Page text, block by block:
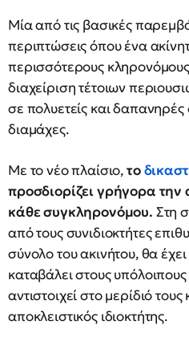
Μία από τις βασικές
περιπτώσεις όπου ένα
περισσότερους
διαχείριση τέτοιων
σε πολυετείς και δαπανηρές
διαμάχες.
Με το νέο πλαίσιο,το
προσδιορίζει γρήγορα την
κάθε συγκληρονόμου. Στη
από τους συνιδιοκτήτες
σύνολο του ακινήτου, θα
καταβάλει στους
αντιστοιχεί στο μερίδιό τους
αποκλειστικός ιδιοκτήτης.